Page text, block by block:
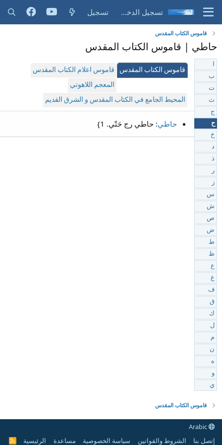
تسجيل الدخول تسجيل
قاموس الكتاب المقدس
حاطي | قاموس الكتاب المقدس
قاموس الكتاب المقدس
قاموس اعلام الكتاب المقدس
المعجم اللاهوتي
المحيط الجامع في الكتاب المقدس و الشرق القديم
حاطي: حاطي رج حَتّي. 1}
ب
ت
ث
ج
ح
خ
د
ذ
ر
ز
س
ش
ص
ض
ط
ظ
ع
غ
ف
ق
ك
ل
م
ن
ه
و
ي
قاموس الكتاب المقدس
إتصل بنا
الشروط والقوانين سياسة الخصوصية مساعدة الرئيسية
R